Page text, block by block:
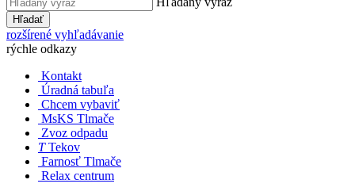
Hľadať
rozšírené vyhľadávanie
rýchle odkazy
Kontakt
Úradná tabuľa
Chcem vybaviť
MsKS Tlmače
Zvoz odpadu
T Tekov
Farnosť Tlmače
Relax centrum